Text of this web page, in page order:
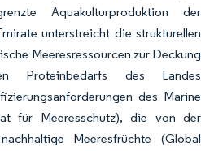
Aquakulturproduktion der
unterstreicht die strukturellen
Meeresressourcen zur Deckung
Proteinbedarfs des Landes
des Marine
für Meeresschutz), die von der
Meeresfrüchte (Global